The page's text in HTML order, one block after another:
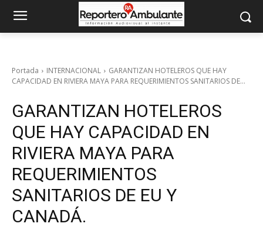
Portada INTERNACIONAL
GARANTIZAN HOTELEROS QUE HAY
CAPACIDAD EN RIVIERA MAYA PARA REQUERIMIENTOS SANITARIOS DE...
GARANTIZAN HOTELEROS
QUE HAY CAPACIDAD EN
RIVIERA MAYA PARA
REQUERIMIENTOS
SANITARIOS DE EU Y
CANADÁ.